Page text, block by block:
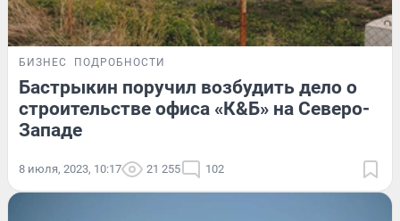
БИЗНЕС ПОДРОБНОСТИ
Бастрыкин поручил возбудить дело о
строительстве офиса «К&Б» на Северо-
Западе
8 июля, 2023, 10:17 21 255 102